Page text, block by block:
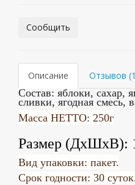
Сообщить
Описание Отзывов
Состав: яблоки, сахар,
сливки, ягодная смесь,
Масса НЕТТО: 250г
Размер (ДхШхВ):
Вид упаковки: пакет.
Срок годности: 30